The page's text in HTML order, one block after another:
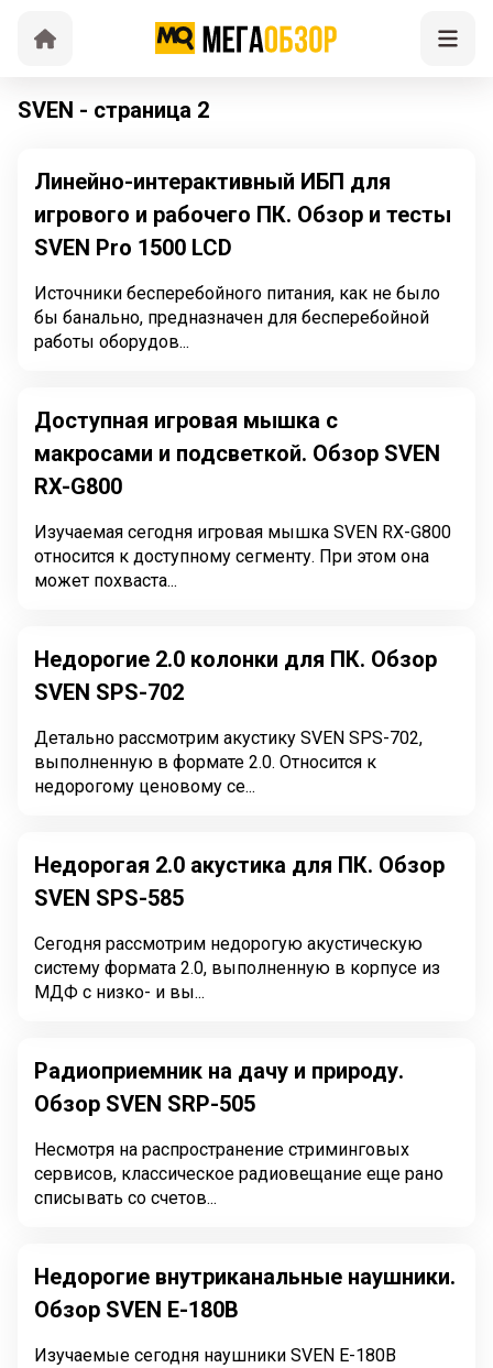
SVEN - страница 2
Линейно-интерактивный ИБП для
игрового и рабочего ПК. Обзор и тесты
SVEN Pro 1500 LCD
Источники бесперебойного питания, как не было
бы банально, предназначен для бесперебойной
работы оборудов...
Доступная игровая мышка с
макросами и подсветкой. Обзор SVEN
RX-G800
Изучаемая сегодня игровая мышка SVEN RX-G800
относится к доступному сегменту. При этом она
может похваста...
Недорогие 2.0 колонки для ПК. Обзор
SVEN SPS-702
Детально рассмотрим акустику SVEN SPS-702,
выполненную в формате 2.0. Относится к
недорогому ценовому се...
Недорогая 2.0 акустика для ПК. Обзор
SVEN SPS-585
Сегодня рассмотрим недорогую акустическую
систему формата 2.0, выполненную в корпусе из
МДФ с низко- и вы...
Радиоприемник на дачу и природу.
Обзор SVEN SRP-505
Несмотря на распространение стриминговых
сервисов, классическое радиовещание еще рано
списывать со счетов...
Недорогие внутриканальные наушники.
Обзор SVEN E-180B
Изучаемые сегодня наушники SVEN E-180B